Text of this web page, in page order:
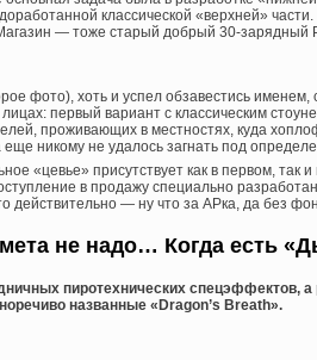
классической «верхней»
— тоже старый добрый 30-зарядный
фото), хоть и успел обзавестись
первый вариант с классическим
проживающих в местностях, куда
никому не удалось загнать под
«цевье» присутствует как в первом, так
в продажу специально
действительно — ну что за АРка, да без
не надо… Когда есть
пиротехнических спецэффектов,
названные «Dragon’s Breath».